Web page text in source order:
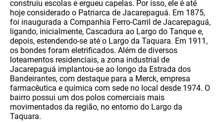
construiu escolas e ergueu capelas. Por isso, ele é até
hoje considerado o Patriarca de Jacarepaguá. Em 1875,
foi inaugurada a Companhia Ferro-Carril de Jacarepaguá,
ligando, inicialmente, Cascadura ao Largo do Tanque e,
depois, estendendo-se até o Largo da Taquara. Em 1911,
os bondes foram eletrificados. Além de diversos
loteamentos residenciais, a zona industrial de
Jacarepaguá implantou-se ao longo da Estrada dos
Bandeirantes, com destaque para a Merck, empresa
farmacêutica e química com sede no local desde 1974. O
bairro possui um dos polos comerciais mais
movimentados da região, no entorno do Largo da
Taquara.